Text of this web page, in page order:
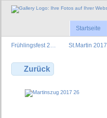
Startseite
Frühlingsfest 2… St.Martin 2017
Zurück